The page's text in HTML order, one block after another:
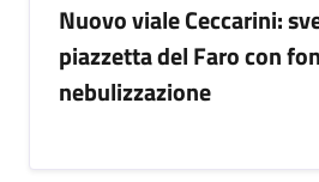
Nuovo viale Ceccarini:
piazzetta del Faro con
nebulizzazione